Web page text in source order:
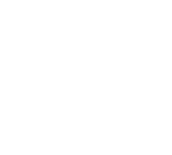
aos favoritos